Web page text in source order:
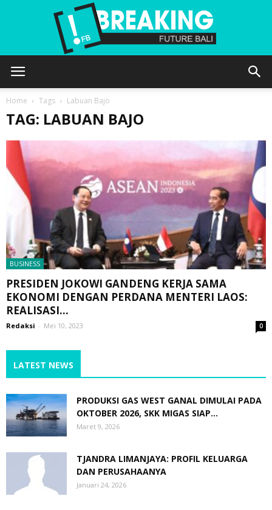
Home Tags Labuan Bajo
TAG: LABUAN BAJO
BUSINESS
PRESIDEN JOKOWI GANDENG KERJA SAMA
EKONOMI DENGAN PERDANA MENTERI LAOS:
REALISASI...
Redaksi - Mei 10, 2023 0
LATEST NEWS
PRODUKSI GAS WEST GANAL DIMULAI PADA
OKTOBER 2026, SKK MIGAS SIAP...
Maret 9, 2026
TJANDRA LIMANJAYA: PROFIL KELUARGA
DAN PERUSAHAANYA
Januari 24, 2026